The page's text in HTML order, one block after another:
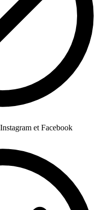
et Facebook